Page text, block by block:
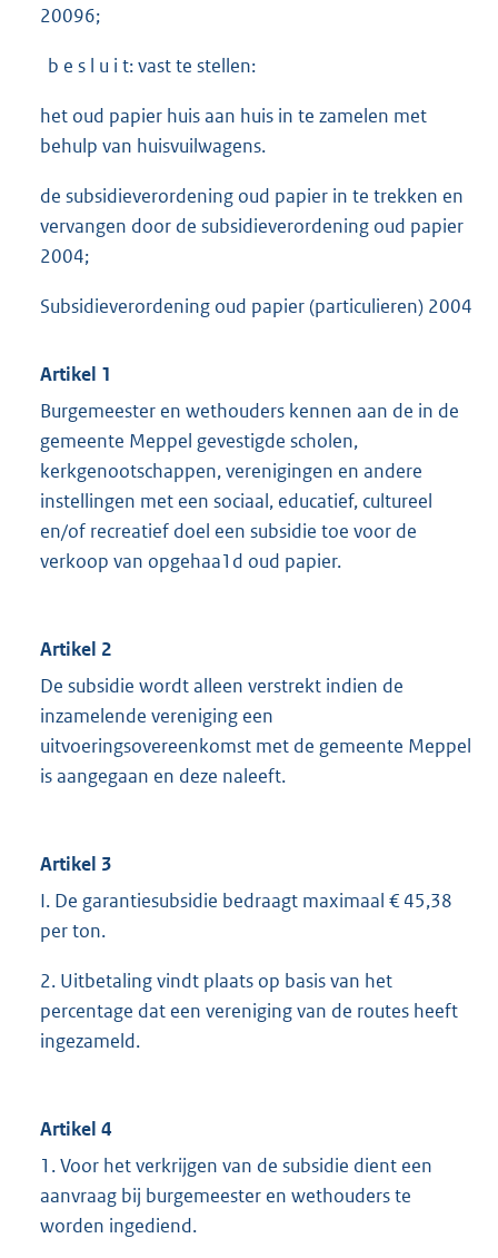
20096;
b e s l u i t: vast te stellen:
het oud papier huis aan huis in te zamelen met
behulp van huisvuilwagens.
de subsidieverordening oud papier in te trekken en
vervangen door de subsidieverordening oud papier
2004;
Subsidieverordening oud papier (particulieren) 2004
Artikel 1
Burgemeester en wethouders kennen aan de in de
gemeente Meppel gevestigde scholen,
kerkgenootschappen, verenigingen en andere
instellingen met een sociaal, educatief, cultureel
en/of recreatief doel een subsidie toe voor de
verkoop van opgehaa1d oud papier.
Artikel 2
De subsidie wordt alleen verstrekt indien de
inzamelende vereniging een
uitvoeringsovereenkomst met de gemeente Meppel
is aangegaan en deze naleeft.
Artikel 3
I. De garantiesubsidie bedraagt maximaal € 45,38
per ton.
2. Uitbetaling vindt plaats op basis van het
percentage dat een vereniging van de routes heeft
ingezameld.
Artikel 4
1. Voor het verkrijgen van de subsidie dient een
aanvraag bij burgemeester en wethouders te
worden ingediend.